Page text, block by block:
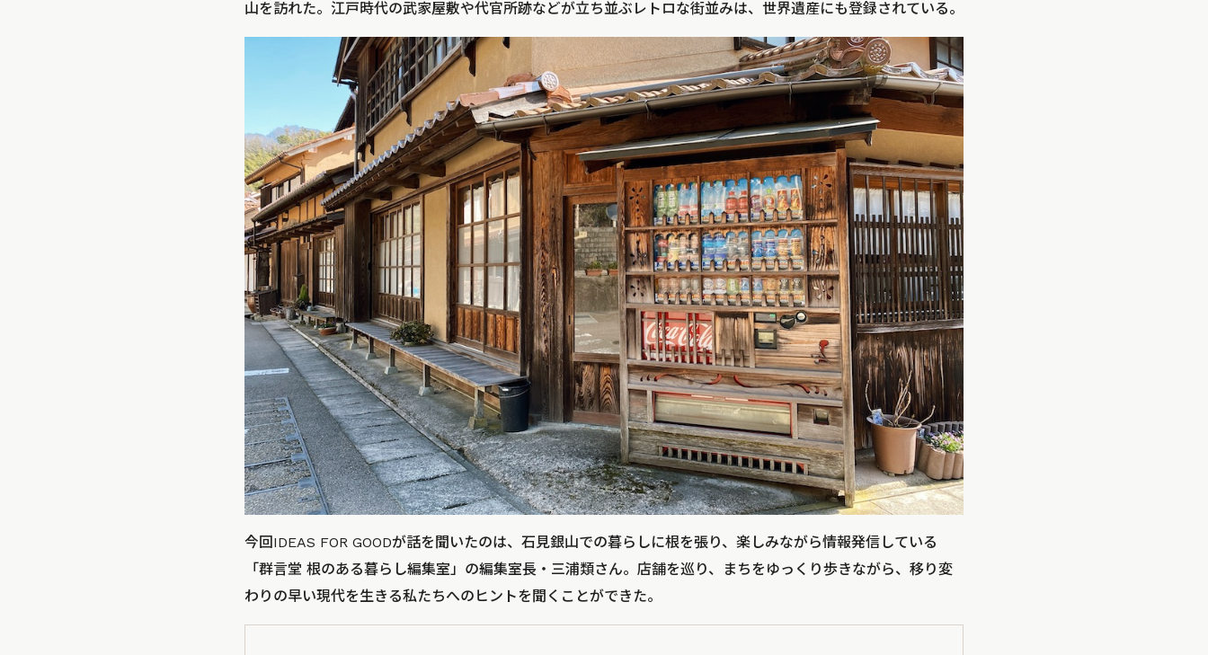
山を訪れた。江戸時代の武家屋敷や代官所跡などが立ち並ぶレトロな街並みは、世界遺産にも登録されている。
今回IDEAS FOR GOODが話を聞いたのは、石見銀山での暮らしに根を張り、楽しみながら情報発信している
「群言堂 根のある暮らし編集室」の編集室長・三浦類さん。店舗を巡り、まちをゆっくり歩きながら、移り変
わりの早い現代を生きる私たちへのヒントを聞くことができた。